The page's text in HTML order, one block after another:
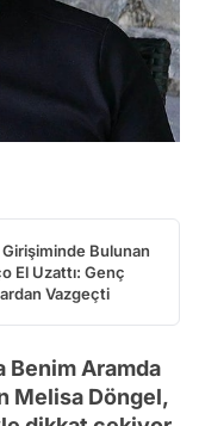
Bulunan
El Uzattı: Genç
Vazgeçti
Benim Aramda
Melisa Döngel,